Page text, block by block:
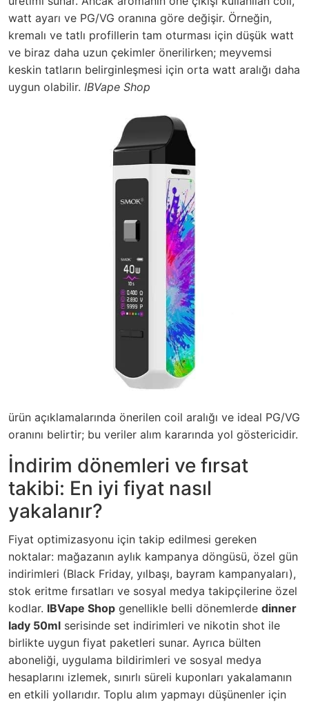
watt ayarı ve PG/VG oranına göre değişir. Örneğin,
kremalı ve tatlı profillerin tam oturması için düşük watt
ve biraz daha uzun çekimler önerilirken; meyvemsi
keskin tatların belirginleşmesi için orta watt aralığı daha
uygun olabilir. IBVape Shop
ürün açıklamalarında önerilen coil aralığı ve ideal PG/VG
oranını belirtir; bu veriler alım kararında yol göstericidir.
İndirim dönemleri ve fırsat
takibi: En iyi fiyat nasıl
yakalanır?
Fiyat optimizasyonu için takip edilmesi gereken
noktalar: mağazanın aylık kampanya döngüsü, özel gün
indirimleri (Black Friday, yılbaşı, bayram kampanyaları),
stok eritme fırsatları ve sosyal medya takipçilerine özel
kodlar. IBVape Shop genellikle belli dönemlerde dinner
lady 50ml serisinde set indirimleri ve nikotin shot ile
birlikte uygun fiyat paketleri sunar. Ayrıca bülten
aboneliği, uygulama bildirimleri ve sosyal medya
hesaplarını izlemek, sınırlı süreli kuponları yakalamanın
en etkili yollarıdır. Toplu alım yapmayı düşünenler için